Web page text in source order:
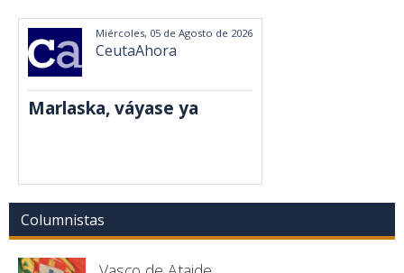
Miércoles, 05 de Agosto de 2026
CeutaAhora
Marlaska, váyase ya
Columnistas